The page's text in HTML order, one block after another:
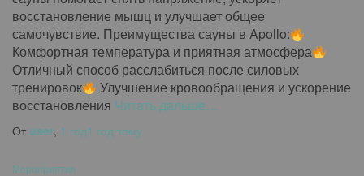
восстановление мышц и улучшает общее
самочувствие. Преимущества сауны в Apollo:
Комфортная температура и приятная атмосфера
Отличный способ расслабиться после силовых
тренировок
Улучшение кровообращения и ускорение
восстановления Читать дальше…
От user, 1 год1 год тому
Мероприятия